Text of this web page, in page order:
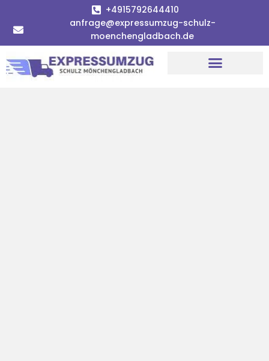
+4915792644410
anfrage@expressumzug-schulz-
moenchengladbach.de